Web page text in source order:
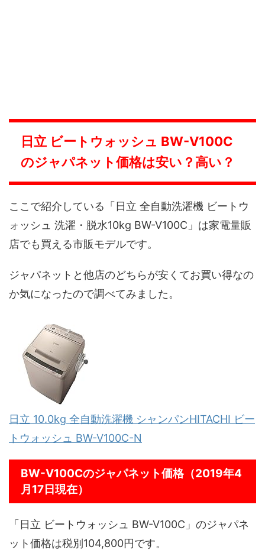
日立 ビートウォッシュ BW-V100C
のジャパネット価格は安い？高い？
ここで紹介している「日立 全自動洗濯機 ビートウ
ォッシュ 洗濯・脱水10kg BW-V100C」は家電量販
店でも買える市販モデルです。
ジャパネットと他店のどちらが安くてお買い得なの
か気になったので調べてみました。
日立 10.0kg 全自動洗濯機 シャンパンHITACHI ビー
トウォッシュ BW-V100C-N
BW-V100Cのジャパネット価格（2019年4
月17日現在）
「日立 ビートウォッシュ BW-V100C」のジャパネ
ット価格は税別104,800円です。